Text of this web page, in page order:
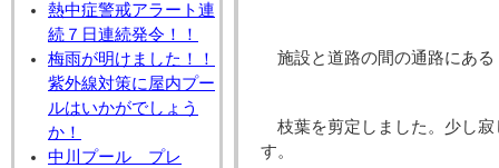
熱中症警戒アラート連
続７日連続発令！！
梅雨が明けました！！
紫外線対策に屋内プー
ルはいかがでしょう
か！
中川プール プレ
施設と道路の間の通路にあ
枝葉を剪定しました。 少し
す。